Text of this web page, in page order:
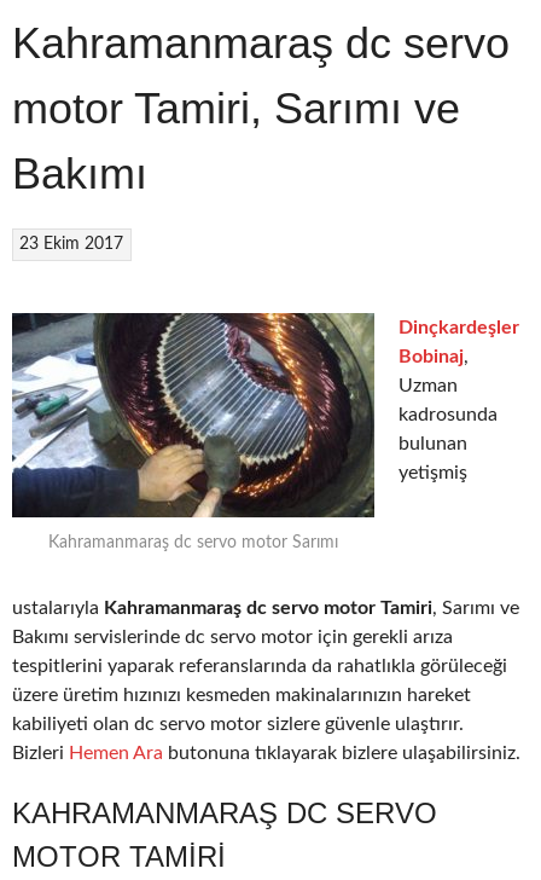
Kahramanmaraş dc servo
motor Tamiri, Sarımı ve
Bakımı
23 Ekim 2017
Kahramanmaraş dc servo motor Sarımı
Dinçkardeşler
Bobinaj,
Uzman
kadrosunda
bulunan
yetişmiş
ustalarıyla Kahramanmaraş dc servo motor Tamiri, Sarımı ve
Bakımı servislerinde dc servo motor için gerekli arıza
tespitlerini yaparak referanslarında da rahatlıkla görüleceği
üzere üretim hızınızı kesmeden makinalarınızın hareket
kabiliyeti olan dc servo motor sizlere güvenle ulaştırır.
Bizleri Hemen Ara butonuna tıklayarak bizlere ulaşabilirsiniz.
KAHRAMANMARAŞ DC SERVO
MOTOR TAMIRI